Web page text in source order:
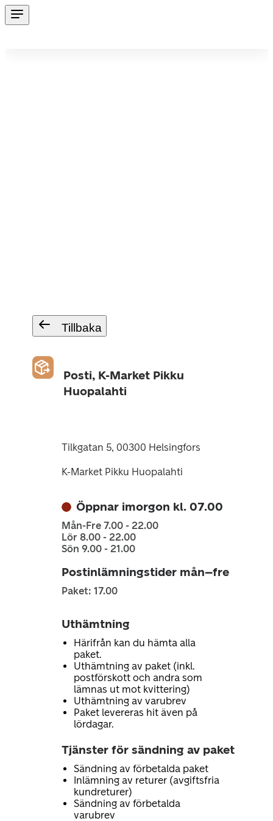
Tillbaka
Posti, K-Market Pikku
Huopalahti
Tilkgatan 5, 00300 Helsingfors
K-Market Pikku Huopalahti
Öppnar imorgon kl. 07.00
Mån-Fre 7.00 - 22.00
Lör 8.00 - 22.00
Sön 9.00 - 21.00
Postinlämningstider mån–fre
Paket: 17.00
Uthämtning
Härifrån kan du hämta alla
paket.
Uthämtning av paket (inkl.
postförskott och andra som
lämnas ut mot kvittering)
Uthämtning av varubrev
Paket levereras hit även på
lördagar.
Tjänster för sändning av paket
Sändning av förbetalda paket
Inlämning av returer (avgiftsfria
kundreturer)
Sändning av förbetalda
varubrev